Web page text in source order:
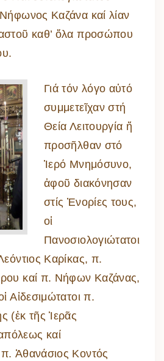
Καζάνα καί λίαν
καθ’ ὅλα προσώπου
Γιά τόν λόγο αὐτό
συμμετεῖχαν στή
Θεία Λειτουργία ἤ
προσῆλθαν στό
Ἱερό Μνημόσυνο,
ἀφοῦ διακόνησαν
στίς Ἐνορίες τους,
οἱ
Πανοσιολογιώτατοι
Καρίκας, π.
καί π. Νήφων Καζάνας,
Αἰδεσιμώτατοι π.
(ἐκ τῆς Ἱερᾶς
καί
Ἀθανάσιος Κοντός